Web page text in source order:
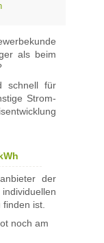
als beim
schnell für
Strom­
der
finden ist.
noch am